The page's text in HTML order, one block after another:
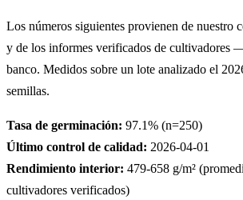
Los números siguientes provienen de nuestro
y de los informes verificados de cultivadores
banco. Medidos sobre un lote analizado el
semillas.
Tasa de germinación: 97.1% (n=250)
Último control de calidad: 2026-04-01
Rendimiento interior: 479-658 g/m²
cultivadores verificados)